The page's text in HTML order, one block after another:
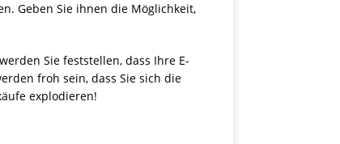
Geben Sie ihnen die Möglichkeit,
Sie feststellen, dass Ihre E-
froh sein, dass Sie sich die
explodieren!